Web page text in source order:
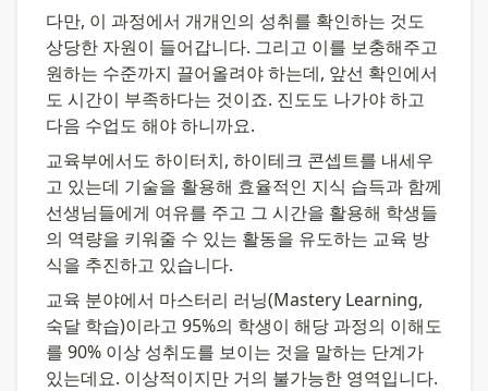
다만, 이 과정에서 개개인의 성취를 확인하는 것도
상당한 자원이 들어갑니다. 그리고 이를 보충해주고
원하는 수준까지 끌어올려야 하는데, 앞선 확인에서
도 시간이 부족하다는 것이죠. 진도도 나가야 하고
다음 수업도 해야 하니까요.
교육부에서도 하이터치, 하이테크 콘셉트를 내세우
고 있는데 기술을 활용해 효율적인 지식 습득과 함께
선생님들에게 여유를 주고 그 시간을 활용해 학생들
의 역량을 키워줄 수 있는 활동을 유도하는 교육 방
식을 추진하고 있습니다.
교육 분야에서 마스터리 러닝(Mastery Learning,
숙달 학습)이라고 95%의 학생이 해당 과정의 이해도
를 90% 이상 성취도를 보이는 것을 말하는 단계가
있는데요. 이상적이지만 거의 불가능한 영역입니다.